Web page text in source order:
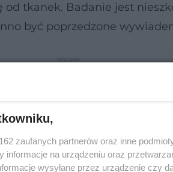
tkanek. Badanie jest
być poprzedzone
zaufanych partnerów oraz inne
informacje na urządzeniu oraz
wysyłane przez urządzenie czy